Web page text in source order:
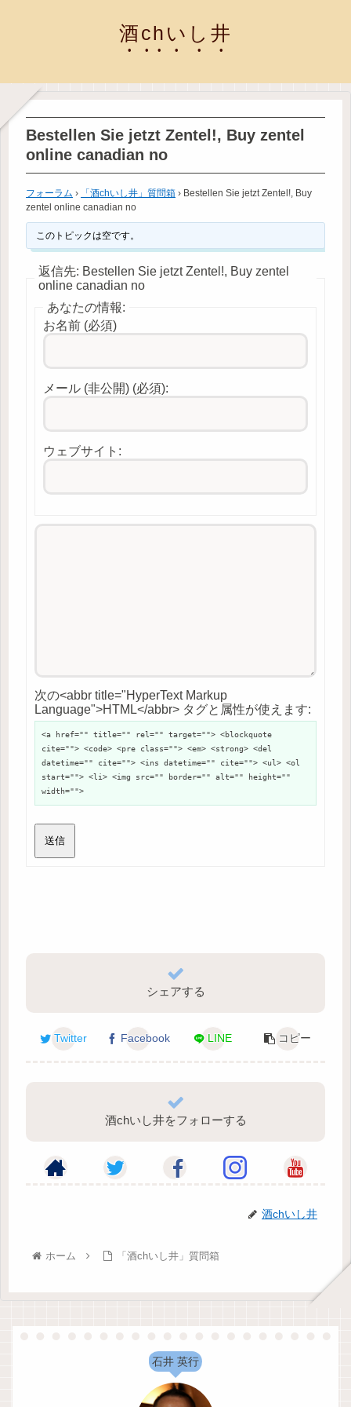
酒chいし井
Bestellen Sie jetzt Zentel!, Buy zentel
online canadian no
フォーラム › 「酒chいし井」質問箱 › Bestellen Sie jetzt Zentel!, Buy
zentel online canadian no
このトピックは空です。
返信先: Bestellen Sie jetzt Zentel!, Buy zentel
online canadian no
あなたの情報:
お名前 (必須)
メール (非公開) (必須):
ウェブサイト:
次の<abbr title="HyperText Markup
Language">HTML</abbr> タグと属性が使えます:
<a href="" title="" rel="" target=""> <blockquote
cite=""> <code> <pre class=""> <em> <strong> <del
datetime="" cite=""> <ins datetime="" cite=""> <ul> <ol
start=""> <li> <img src="" border="" alt="" height=""
width="">
送信
シェアする
Twitter Facebook LINE コピー
酒chいし井をフォローする
酒chいし井
ホーム 「酒chいし井」質問箱
石井 英行